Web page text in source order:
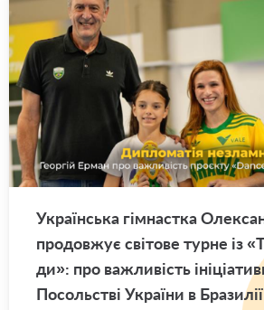
Укра­їн­ська гім­нас­тка
про­дов­жує сві­то­ве турне із
ди»: про ва­жли­вість
По­соль­стві Укра­ї­ни в Бра­зи­лії